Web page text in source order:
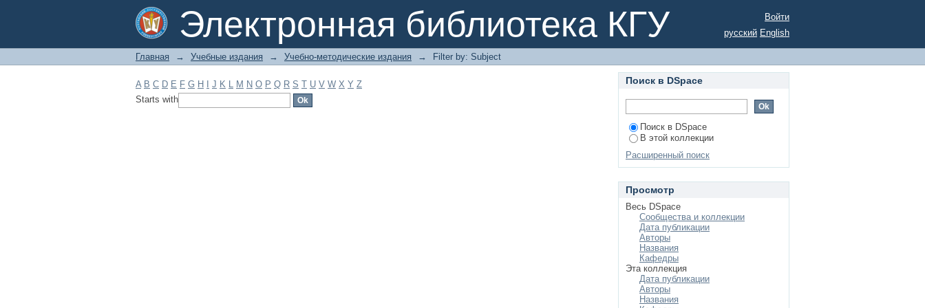
Электронная библиотека КГУ
Filter by: Subject
Войти
русский English
Главная → Учебные издания → Учебно-методические издания → Filter by: Subject
A B C D E F G H J K L M N O P Q R S T U V W X Y Z
Starts with
Поиск в DSpace
Поиск в DSpace
В этой коллекции
Расширенный поиск
Просмотр
Весь DSpace
Сообщества и коллекции
Дата публикации
Авторы
Названия
Кафедры
Эта коллекция
Дата публикации
Авторы
Названия